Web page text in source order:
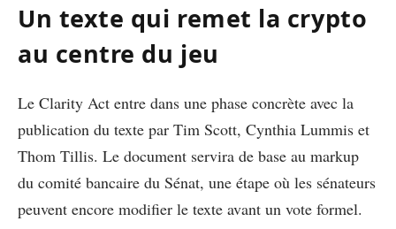
Un texte qui remet la crypto
au centre du jeu
Le Clarity Act entre dans une phase concrète avec la
publication du texte par Tim Scott, Cynthia Lummis et
Thom Tillis. Le document servira de base au markup
du comité bancaire du Sénat, une étape où les sénateurs
peuvent encore modifier le texte avant un vote formel.